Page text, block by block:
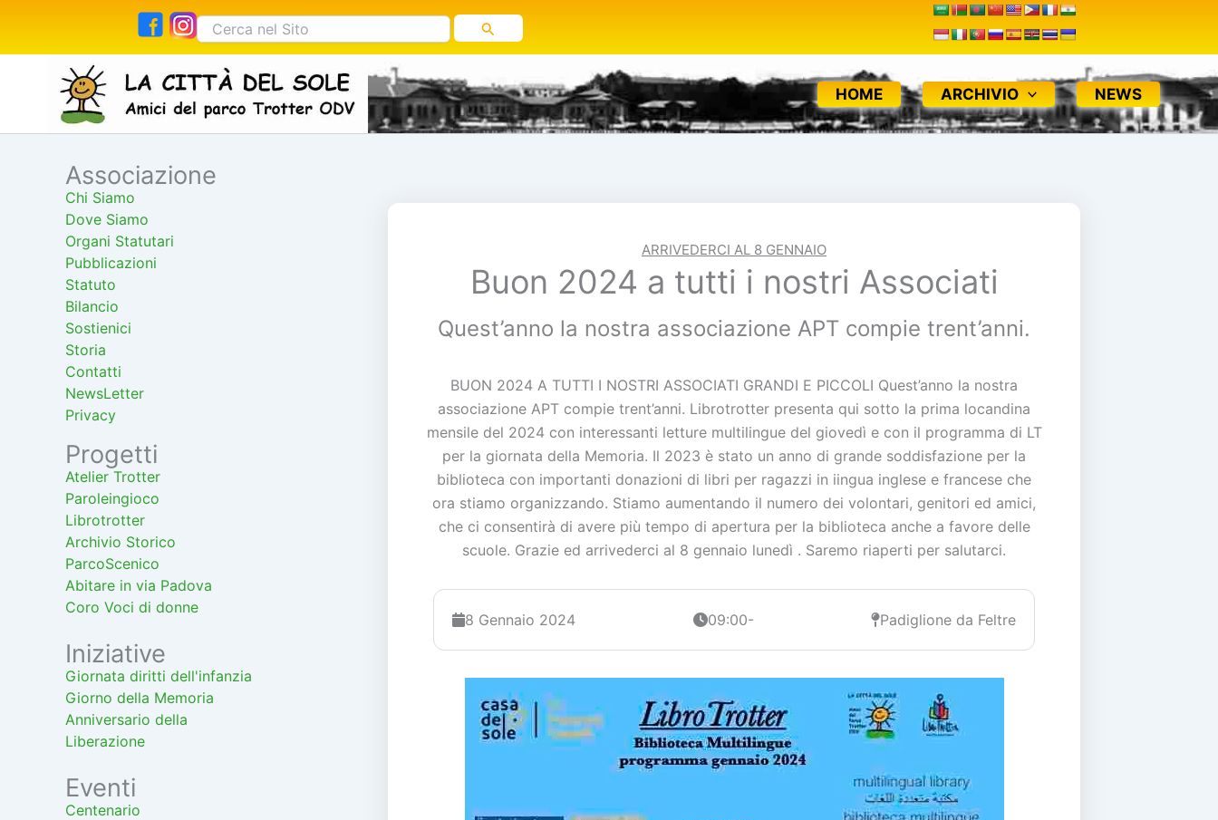
contenuto
Cerca:
HOME ARCHIVIO NEWS
Cerca
Associazione
Chi Siamo
Dove Siamo
Organi Statutari
Pubblicazioni
Statuto
Bilancio
Sostienici
Storia
Contatti
NewsLetter
Privacy
Progetti
Atelier Trotter
Paroleingioco
Librotrotter
Archivio Storico
ParcoScenico
Abitare in via Padova
Coro Voci di donne
Iniziative
Giornata diritti dell'infanzia
Giorno della Memoria
Anniversario della
Liberazione
Eventi
Centenario
ARRIVEDERCI AL 8 GENNAIO
Buon 2024 a tutti i nostri Associati
Quest’anno la nostra associazione APT compie trent’anni.
BUON 2024 A TUTTI I NOSTRI ASSOCIATI GRANDI E PICCOLI Quest’anno la nostra
associazione APT compie trent’anni. Librotrotter presenta qui sotto la prima locandina
mensile del 2024 con interessanti letture multilingue del giovedì e con il programma di LT
per la giornata della Memoria. Il 2023 è stato un anno di grande soddisfazione per la
biblioteca con importanti donazioni di libri per ragazzi in iingua inglese e francese che
ora stiamo organizzando. Stiamo aumentando il numero dei volontari, genitori ed amici,
che ci consentirà di avere più tempo di apertura per la biblioteca anche a favore delle
scuole. Grazie ed arrivederci al 8 gennaio lunedì . Saremo riaperti per salutarci.
8 Gennaio 2024 09:00- Padiglione da Feltre